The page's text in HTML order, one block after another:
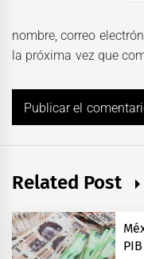
nombre, correo
la próxima vez que
Related Post